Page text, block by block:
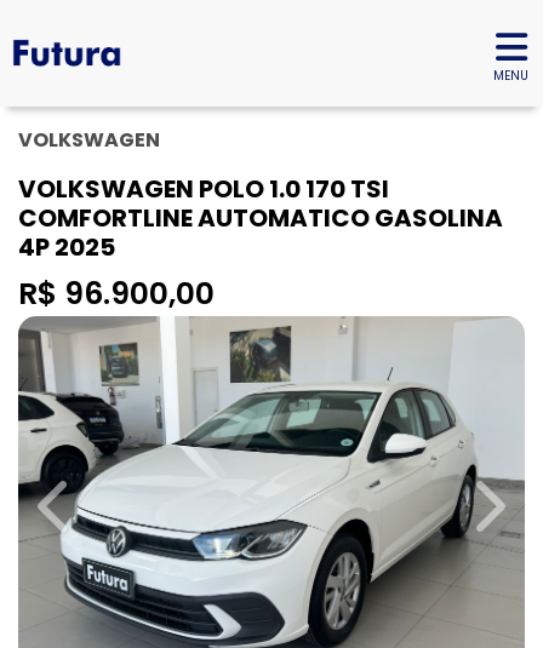
MENU
VOLKSWAGEN
VOLKSWAGEN POLO 1.0 170 TSI
COMFORTLINE AUTOMATICO GASOLINA
4P 2025
R$ 96.900,00
Previous Next